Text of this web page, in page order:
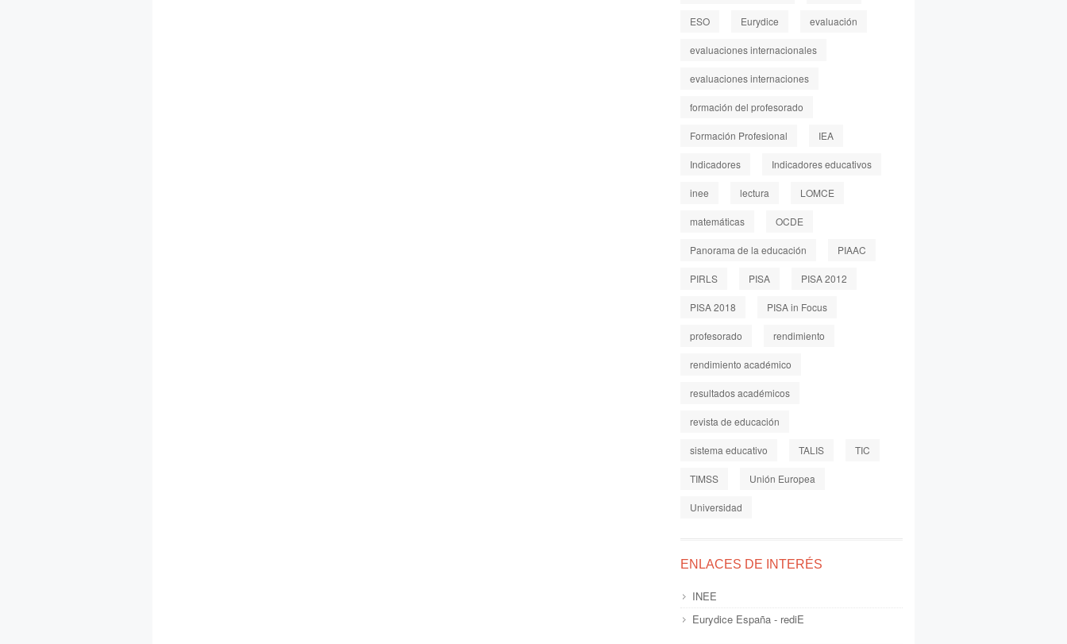
ESO Eurydice evaluación
evaluaciones internacionales
evaluaciones internaciones
formación del profesorado
Formación Profesional IEA
Indicadores Indicadores educativos
inee lectura LOMCE
matemáticas OCDE
Panorama de la educación PIAAC
PIRLS PISA PISA 2012
PISA 2018 PISA in Focus
profesorado rendimiento
rendimiento académico
resultados académicos
revista de educación
sistema educativo TALIS TIC
TIMSS Unión Europea
Universidad
ENLACES DE INTERÉS
INEE
Eurydice España - rediE